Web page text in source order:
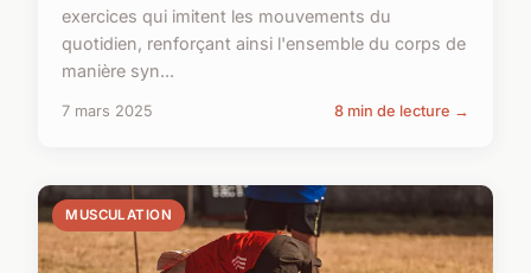
exercices qui imitent les mouvements du
quotidien, renforçant ainsi l'ensemble du corps de
manière syn...
7 mars 2025 8 min de lecture →
MUSCULATION